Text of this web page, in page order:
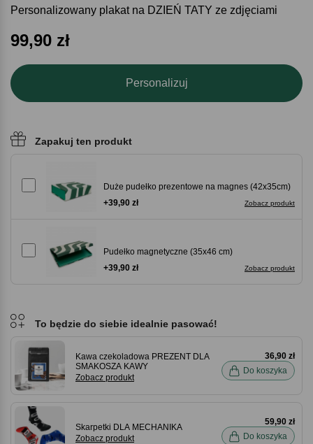
Personalizowany plakat na DZIEŃ TATY ze zdjęciami
99,90 zł
Personalizuj
Zapakuj ten produkt
Duże pudełko prezentowe na magnes (42x35cm)
Zobacz produkt
+39,90 zł
Pudełko magnetyczne (35x46 cm)
Zobacz produkt
+39,90 zł
To będzie do siebie idealnie pasować!
Kawa czekoladowa PREZENT DLA
SMAKOSZA KAWY
Zobacz produkt
36,90 zł
Do koszyka
Skarpetki DLA MECHANIKA
Zobacz produkt
59,90 zł
Do koszyka